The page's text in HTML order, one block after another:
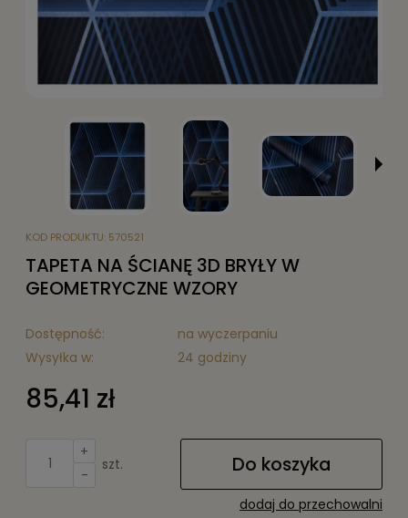
KOD PRODUKTU: 570521
TAPETA NA ŚCIANĘ 3D BRYŁY W
GEOMETRYCZNE WZORY
Dostępność:
na wyczerpaniu
Wysyłka w:
24 godziny
85,41 zł
+
-
szt. Do koszyka
dodaj do przechowalni